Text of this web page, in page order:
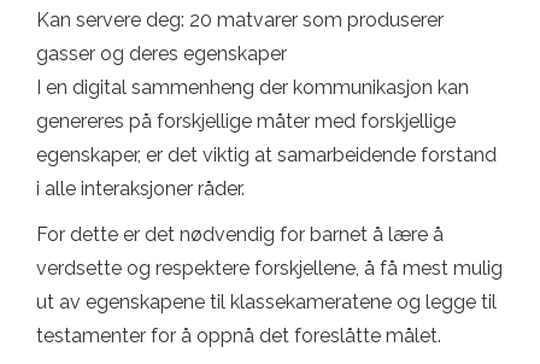
Kan servere deg: 20 matvarer som produserer
gasser og deres egenskaper
I en digital sammenheng der kommunikasjon kan
genereres på forskjellige måter med forskjellige
egenskaper, er det viktig at samarbeidende forstand
i alle interaksjoner råder.
For dette er det nødvendig for barnet å lære å
verdsette og respektere forskjellene, å få mest mulig
ut av egenskapene til klassekameratene og legge til
testamenter for å oppnå det foreslåtte målet.